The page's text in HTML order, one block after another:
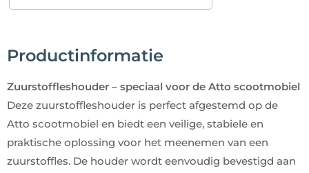
Productinformatie
Zuurstoffleshouder – speciaal voor de Atto scootmobiel
Deze zuurstoffleshouder is perfect afgestemd op de
Atto scootmobiel en biedt een veilige, stabiele en
praktische oplossing voor het meenemen van een
zuurstoffles. De houder wordt eenvoudig bevestigd aan